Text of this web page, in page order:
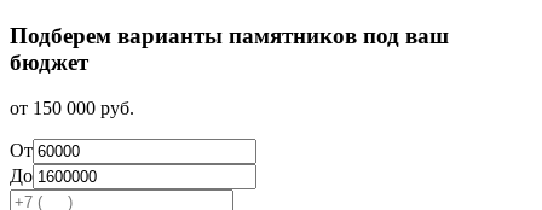
Подберем варианты памятников под ваш
бюджет
от 150 000 руб.
От
До